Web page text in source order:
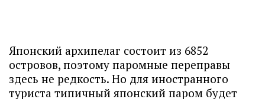
Японский архипелаг состоит из 6852
островов, поэтому паромные переправы
здесь не редкость. Но для иностранного
туриста типичный японский паром будет